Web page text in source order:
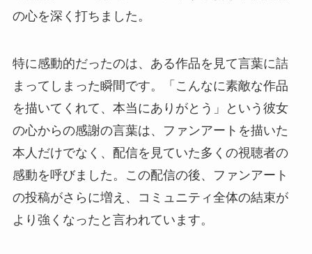
の心を深く打ちました。
特に感動的だったのは、ある作品を見て言葉に詰
まってしまった瞬間です。「こんなに素敵な作品
を描いてくれて、本当にありがとう」という彼女
の心からの感謝の言葉は、ファンアートを描いた
本人だけでなく、配信を見ていた多くの視聴者の
感動を呼びました。この配信の後、ファンアート
の投稿がさらに増え、コミュニティ全体の結束が
より強くなったと言われています。